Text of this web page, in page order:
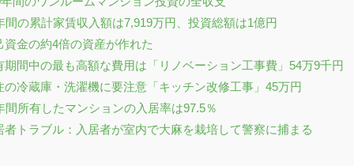
の累計家賃収入額は7,919万円、投資総額は1億円
金の約4倍の資産が作れた
間中の最も高額な費用は「リノベーション工事費」54万9千円
冷蔵庫・洗濯機に要注意「キッチン改修工事」45万円
所有したマンションの入居率は97.5％
トラブル：入居者が室内で大麻を栽培して警察に捕まる